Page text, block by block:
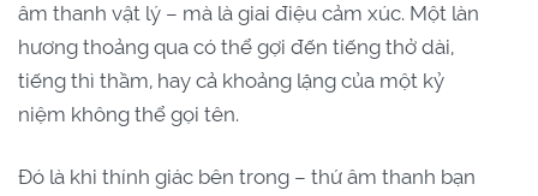
âm thanh vật lý – mà là giai điệu cảm xúc. Một làn
hương thoảng qua có thể gợi đến tiếng thở dài,
tiếng thì thầm, hay cả khoảng lặng của một kỷ
niệm không thể gọi tên.
Đó là khi thính giác bên trong – thứ âm thanh bạn